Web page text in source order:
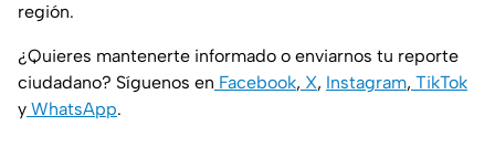
región.
¿Quieres mantenerte informado o enviarnos tu reporte
ciudadano? Síguenos en Facebook, X, Instagram, TikTok
y WhatsApp.